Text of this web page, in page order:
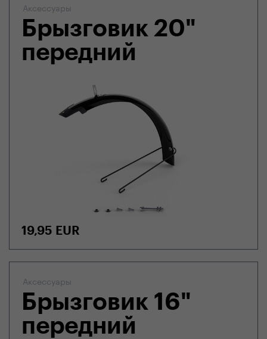
Аксессуары
Брызговик 20"
передний
19,95 EUR
Аксессуары
Брызговик 16"
передний